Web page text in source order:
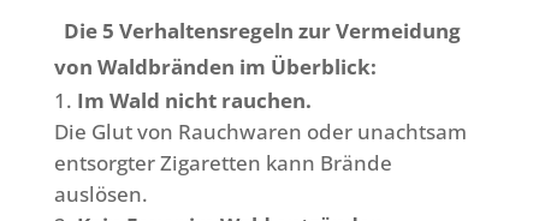
Die 5 Verhaltensregeln zur Vermeidung
von Waldbränden im Überblick:
Im Wald nicht rauchen.
Die Glut von Rauchwaren oder unachtsam
entsorgter Zigaretten kann Brände
auslösen.